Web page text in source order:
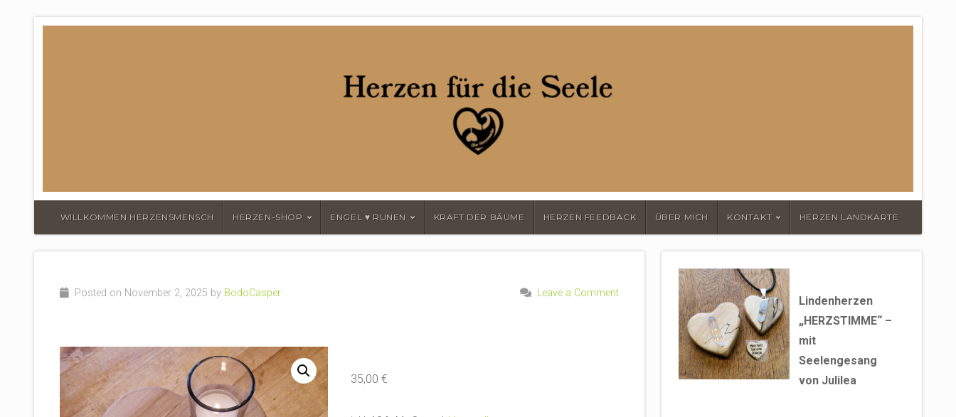
DER HERZENMACHER
WILLKOMMEN HERZENSMENSCH HERZEN-SHOP ENGEL ♥ RUNEN KRAFT DER BÄUME HERZEN FEEDBACK ÜBER MICH KONTAKT HERZEN LANDKARTE
Posted on November 2, 2025 by BodoCasper Leave a Comment
35,00 €
Lindenherzen
„HERZSTIMME“ –
mit
Seelengesang
von Julilea